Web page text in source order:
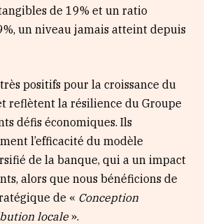
de 19% et un ratio
un niveau jamais atteint depuis
positifs pour la croissance du
reflètent la résilience du Groupe
défis économiques. Ils
l’efficacité du modèle
de la banque, qui a un impact
alors que nous bénéficions de
de « Conception
locale».